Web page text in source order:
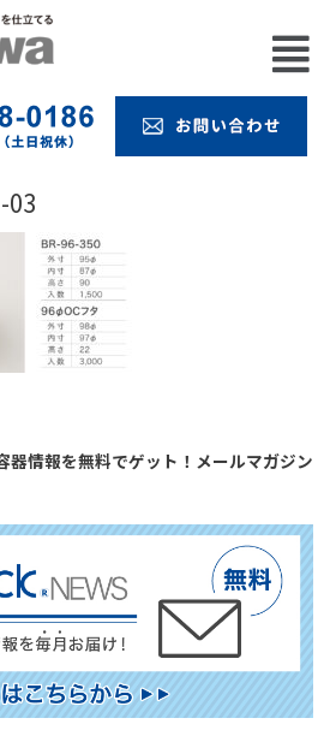
03
情報を無料でゲット！メールマガジン